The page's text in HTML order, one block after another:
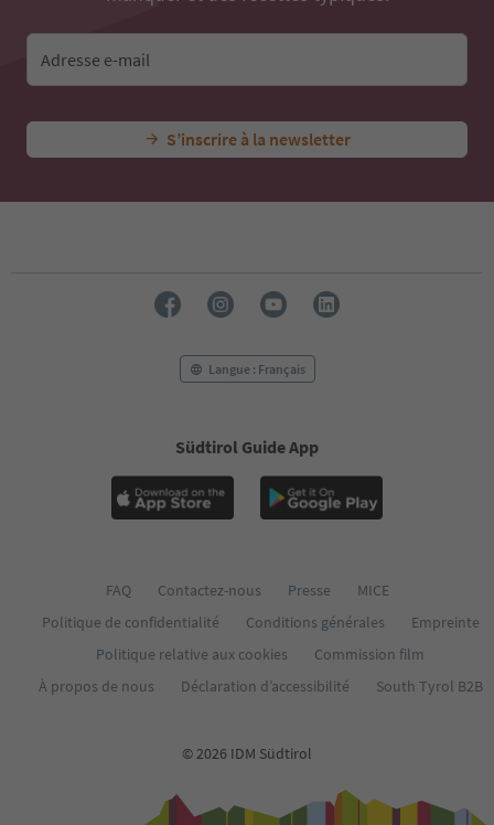
Adresse e-mail
S’inscrire à la newsletter
Langue : Français
Südtirol Guide App
FAQ Contactez-nous Presse
MICE
Politique de confidentialité
Conditions générales
Empreinte
Politique relative aux cookies
Commission film
À propos de nous
Déclaration d’accessibilité South Tyrol B2B
© 2026 IDM Südtirol